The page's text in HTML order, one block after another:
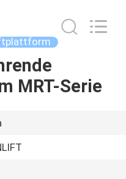
MRT-Serie